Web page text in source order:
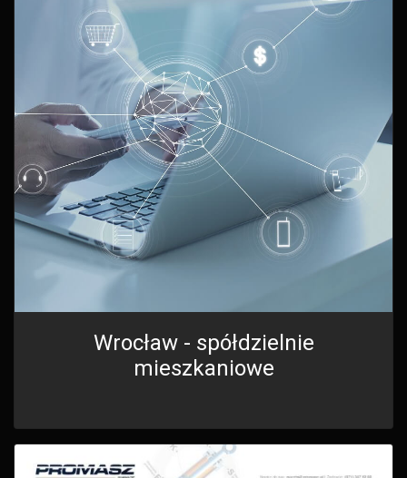
Wrocław - spółdzielnie
mieszkaniowe